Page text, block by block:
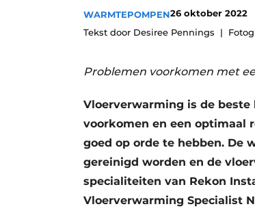
Vacatures
Video’s
WARMTEPOMPEN26 oktober 2022
Tekst door Desiree Pennings
Problemen voorkomen met
Vloerverwarming is de
voorkomen en een optimaal
goed op orde te hebben. De
gereinigd worden en de
specialiteiten van Rekon
Vloerverwarming Specialist